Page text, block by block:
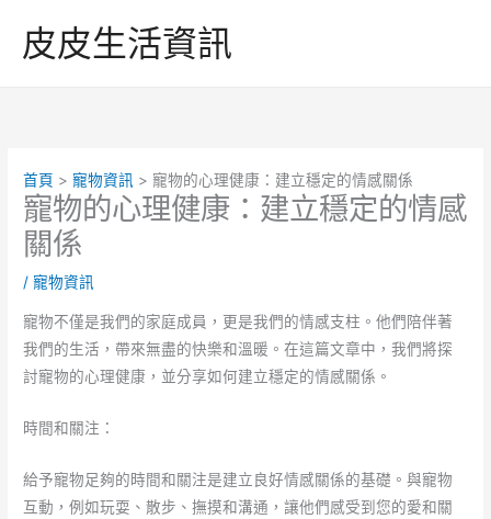
皮皮生活資訊
首頁 寵物資訊 寵物的心理健康：建立穩定的情感關係
寵物的心理健康：建立穩定的情感
關係
/寵物資訊
寵物不僅是我們的家庭成員，更是我們的情感支柱。他們陪伴著
我們的生活，帶來無盡的快樂和溫暖。在這篇文章中，我們將探
討寵物的心理健康，並分享如何建立穩定的情感關係。
時間和關注：
給予寵物足夠的時間和關注是建立良好情感關係的基礎。與寵物
互動，例如玩耍、散步、撫摸和溝通，讓他們感受到您的愛和關